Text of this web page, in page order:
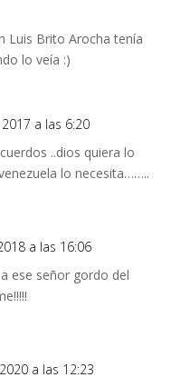
Luis Brito Arocha tenía
lo veía :)
a las 6:20
..dios quiera lo
lo necesita……..
a las 16:06
ese señor gordo del
a las 12:23